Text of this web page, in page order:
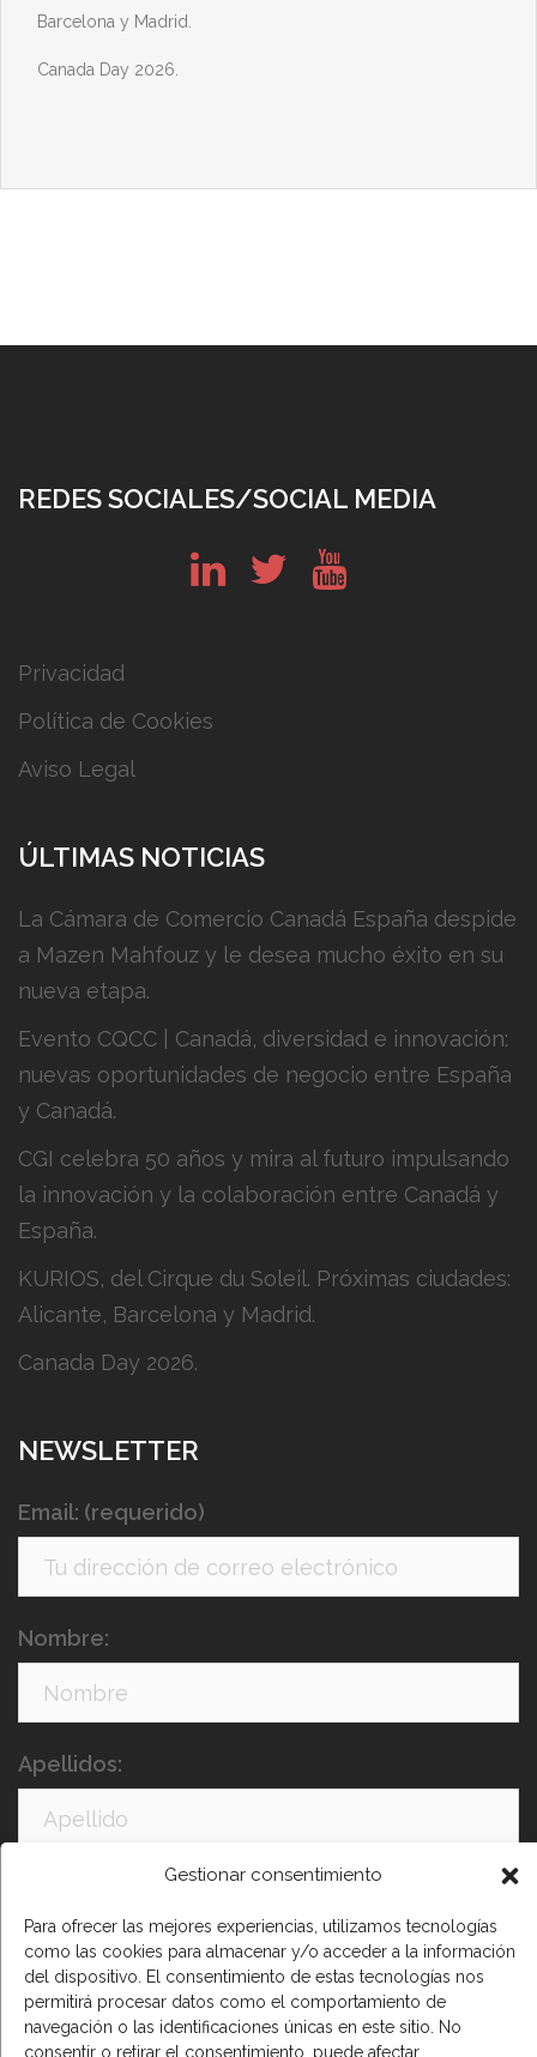
Gestionar consentimiento
Para ofrecer las mejores experiencias, utilizamos tecnologías
como las cookies para almacenar y/o acceder a la información
del dispositivo. El consentimiento de estas tecnologías nos
permitirá procesar datos como el comportamiento de
navegación o las identificaciones únicas en este sitio. No
consentir o retirar el consentimiento, puede afectar
Barcelona y Madrid.
Canada Day 2026.
REDES SOCIALES/SOCIAL MEDIA
Privacidad
Política de Cookies
Aviso Legal
ÚLTIMAS NOTICIAS
La Cámara de Comercio Canadá España despide
a Mazen Mahfouz y le desea mucho éxito en su
nueva etapa.
Evento CQCC | Canadá, diversidad e innovación:
nuevas oportunidades de negocio entre España
y Canadá.
CGI celebra 50 años y mira al futuro impulsando
la innovación y la colaboración entre Canadá y
España.
KURIOS, del Cirque du Soleil. Próximas ciudades:
Alicante, Barcelona y Madrid.
Canada Day 2026.
NEWSLETTER
Email: (requerido)
Nombre:
Apellidos:
He leído y acepto los términos y condiciones